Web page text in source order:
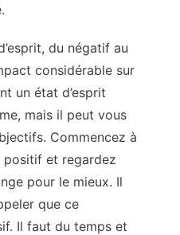
du négatif au
considérable sur
un état d’esprit
mais il peut vous
Commencez à
positif et regardez
pour le mieux. Il
que ce
Il faut du temps et